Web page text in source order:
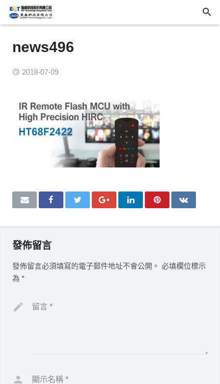
news496
2018-07-09
發佈留言
發佈留言必須填寫的電子郵件地址不會公開。 必填欄位標示
為 *
留言 *
顯示名稱 *